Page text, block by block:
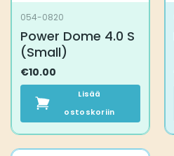
054-0820
Power Dome 4.0 S
(Small)
€10.00
Lisää
ostoskoriin